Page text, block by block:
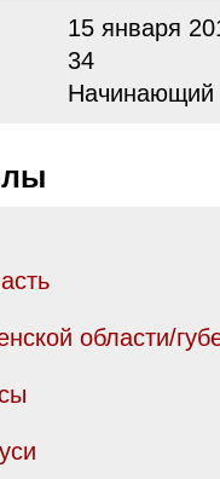
15 января
34
Начинающий
области/